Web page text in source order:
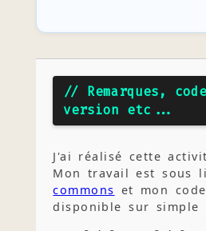
// Remarques,
version etc...
J'ai réalisé cette
Mon travail est sous
commons et mon
disponible sur simple